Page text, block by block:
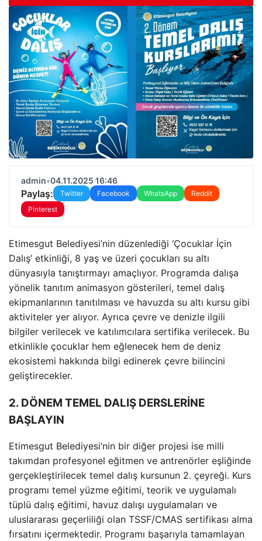
admin•04.11.2025 16:46
Paylaş: Twitter Facebook WhatsApp
Reddit
Pinterest
Etimesgut Belediyesi’nin düzenlediği ‘Çocuklar İçin
Dalış’ etkinliği, 8 yaş ve üzeri çocukları su altı
dünyasıyla tanıştırmayı amaçlıyor. Programda dalışa
yönelik tanıtım animasyon gösterileri, temel dalış
ekipmanlarının tanıtılması ve havuzda su altı kursu gibi
aktiviteler yer alıyor. Ayrıca çevre ve denizle ilgili
bilgiler verilecek ve katılımcılara sertifika verilecek. Bu
etkinlikle çocuklar hem eğlenecek hem de deniz
ekosistemi hakkında bilgi edinerek çevre bilincini
geliştirecekler.
2. DÖNEM TEMEL DALIŞ DERSLERİNE
BAŞLAYIN
Etimesgut Belediyesi’nin bir diğer projesi ise milli
takımdan profesyonel eğitmen ve antrenörler eşliğinde
gerçekleştirilecek temel dalış kursunun 2. çeyreği. Kurs
programı temel yüzme eğitimi, teorik ve uygulamalı
tüplü dalış eğitimi, havuz dalışı uygulamaları ve
uluslararası geçerliliği olan TSSF/CMAS sertifikası alma
fırsatını içermektedir. Programı başarıyla tamamlayan